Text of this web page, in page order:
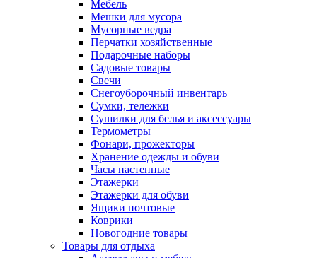
Мебель
Мешки для мусора
Мусорные ведра
Перчатки хозяйственные
Подарочные наборы
Садовые товары
Свечи
Снегоуборочный инвентарь
Сумки, тележки
Сушилки для белья и аксессуары
Термометры
Фонари, прожекторы
Хранение одежды и обуви
Часы настенные
Этажерки
Этажерки для обуви
Ящики почтовые
Коврики
Новогодние товары
Товары для отдыха